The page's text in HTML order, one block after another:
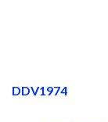
DDV1974